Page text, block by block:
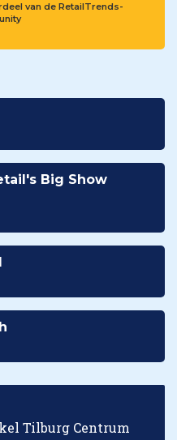
van de RetailTrends-
Big Show
Tilburg Centrum